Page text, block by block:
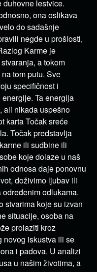
lestvice.
ona oslikava
do sadašnje
negde u prošlosti,
Karme je
a tokom
tom putu. Sve
specifičnost i
Ta energija
ali nikada uspešno
karta Točak sreće
Točak predstavlja
ili sudbine ili
koje dolaze u naš
odnosa daje ponovnu
doživimo ljubav ili
odlukama.
stvarima koje su izvan
situacije, osoba na
prolaziti kroz
novog iskustva ili se
i padova. U analizi
u našim životima, a